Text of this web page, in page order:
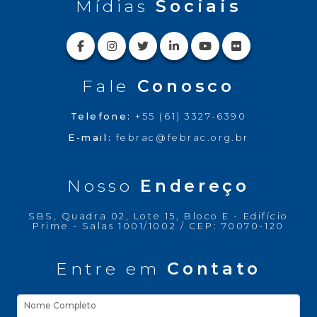
Mídias Sociais
Fale Conosco
Telefone:
+55 (61) 3327-6390
E-mail: febrac@febrac.org.br
Nosso Endereço
SBS, Quadra 02, Lote 15, Bloco E - Edifício
Prime - Salas 1001/1002 / CEP: 70070-120
Entre em Contato
Nome Completo